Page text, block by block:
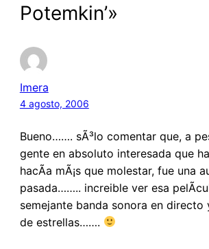
Potemkin’»
Imera
4 agosto, 2006
Bueno……. sÃ³lo comentar que, a
gente en absoluto interesada que
hacÃ­a mÃ¡s que molestar, fue una
pasada…….. increible ver esa
semejante banda sonora en directo
de estrellas…….